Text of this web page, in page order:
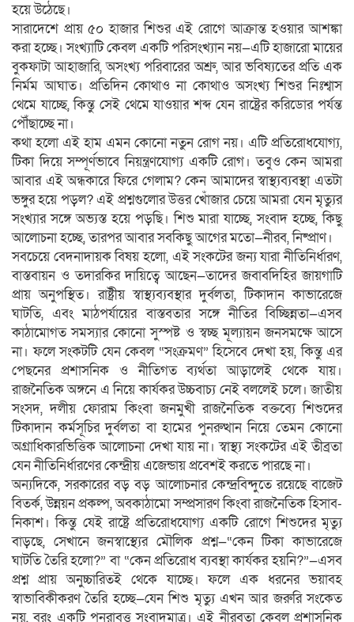
হয়ে উঠেছে।
সারাদেশে প্রায় ৫০ হাজার শিশুর এই রোগে আক্রান্ত হওয়ার আশঙ্কা
করা হচ্ছে। সংখ্যাটি কেবল একটি পরিসংখ্যান নয়—এটি হাজারো মায়ের
বুকফাটা আহাজারি, অসংখ্য পরিবারের অশ্রু, আর ভবিষ্যতের প্রতি এক
নির্মম আঘাত। প্রতিদিন কোথাও না কোথাও অসংখ্য শিশুর নিঃশ্বাস
থেমে যাচ্ছে, কিন্তু সেই থেমে যাওয়ার শব্দ যেন রাষ্ট্রের করিডোর পর্যন্ত
পৌঁছাচ্ছে না।
কথা হলো এই হাম এমন কোনো নতুন রোগ নয়। এটি প্রতিরোধযোগ্য,
টিকা দিয়ে সম্পূর্ণভাবে নিয়ন্ত্রণযোগ্য একটি রোগ। তবুও কেন আমরা
আবার এই অন্ধকারে ফিরে গেলাম? কেন আমাদের স্বাস্থ্যব্যবস্থা এতটা
ভঙ্গুর হয়ে পড়ল? এই প্রশ্নগুলোর উত্তর খোঁজার চেয়ে আমরা যেন মৃত্যুর
সংখ্যার সঙ্গে অভ্যস্ত হয়ে পড়ছি। শিশু মারা যাচ্ছে, সংবাদ হচ্ছে, কিছু
আলোচনা হচ্ছে, তারপর আবার সবকিছু আগের মতো—নীরব, নিষ্প্রাণ।
সবচেয়ে বেদনাদায়ক বিষয় হলো, এই সংকটের জন্য যারা নীতিনির্ধারণ,
বাস্তবায়ন ও তদারকির দায়িত্বে আছেন—তাদের জবাবদিহির জায়গাটি
প্রায় অনুপস্থিত। রাষ্ট্রীয় স্বাস্থ্যব্যবস্থার দুর্বলতা, টিকাদান কাভারেজে
ঘাটতি, এবং মাঠপর্যায়ের বাস্তবতার সঙ্গে নীতির বিচ্ছিন্নতা—এসব
কাঠামোগত সমস্যার কোনো সুস্পষ্ট ও স্বচ্ছ মূল্যায়ন জনসমক্ষে আসে
না। ফলে সংকটটি যেন কেবল “সংক্রমণ” হিসেবে দেখা হয়, কিন্তু এর
পেছনের প্রশাসনিক ও নীতিগত ব্যর্থতা আড়ালেই থেকে যায়।
রাজনৈতিক অঙ্গনে এ নিয়ে কার্যকর উচ্চবাচ্য নেই বললেই চলে। জাতীয়
সংসদ, দলীয় ফোরাম কিংবা জনমুখী রাজনৈতিক বক্তব্যে শিশুদের
টিকাদান কর্মসূচির দুর্বলতা বা হামের পুনরুত্থান নিয়ে তেমন কোনো
অগ্রাধিকারভিত্তিক আলোচনা দেখা যায় না। স্বাস্থ্য সংকটের এই তীব্রতা
যেন নীতিনির্ধারণের কেন্দ্রীয় এজেন্ডায় প্রবেশই করতে পারছে না।
অন্যদিকে, সরকারের বড় বড় আলোচনার কেন্দ্রবিন্দুতে রয়েছে বাজেট
বিতর্ক, উন্নয়ন প্রকল্প, অবকাঠামো সম্প্রসারণ কিংবা রাজনৈতিক হিসাব-
নিকাশ। কিন্তু যেই রাষ্ট্রে প্রতিরোধযোগ্য একটি রোগে শিশুদের মৃত্যু
বাড়ছে, সেখানে জনস্বাস্থ্যের মৌলিক প্রশ্ন—“কেন টিকা কাভারেজে
ঘাটতি তৈরি হলো?” বা “কেন প্রতিরোধ ব্যবস্থা কার্যকর হয়নি?”—এসব
প্রশ্ন প্রায় অনুচ্চারিতই থেকে যাচ্ছে। ফলে এক ধরনের ভয়াবহ
স্বাভাবিকীকরণ তৈরি হচ্ছে—যেন শিশু মৃত্যু এখন আর জরুরি সংকেত
নয়, বরং একটি পুনরাবৃত্ত সংবাদমাত্র। এই নীরবতা কেবল প্রশাসনিক